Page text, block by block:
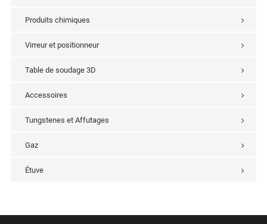
Produits chimiques
Virreur et positionneur
Table de soudage 3D
Accessoires
Tungstenes et Affutages
Gaz
Étuve